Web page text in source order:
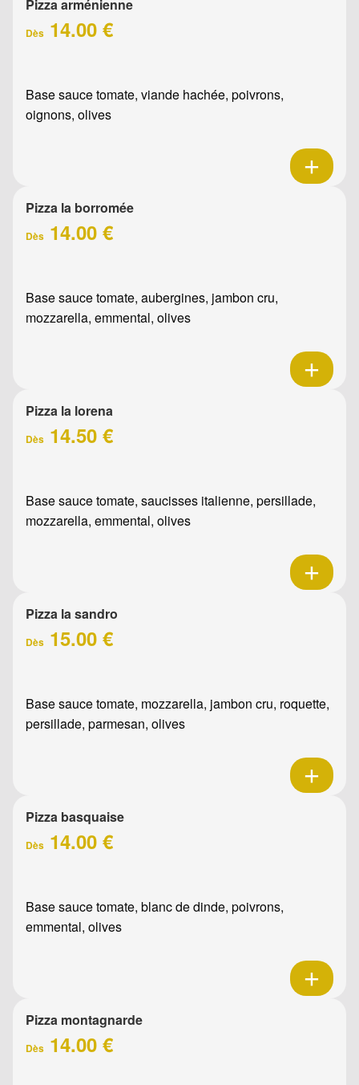
Pizza arménienne
Dès 14.00 €
Base sauce tomate, viande hachée, poivrons,
oignons, olives
Pizza la borromée
Dès 14.00 €
Base sauce tomate, aubergines, jambon cru,
mozzarella, emmental, olives
Pizza la lorena
Dès 14.50 €
Base sauce tomate, saucisses italienne, persillade,
mozzarella, emmental, olives
Pizza la sandro
Dès 15.00 €
Base sauce tomate, mozzarella, jambon cru, roquette,
persillade, parmesan, olives
Pizza basquaise
Dès 14.00 €
Base sauce tomate, blanc de dinde, poivrons,
emmental, olives
Pizza montagnarde
Dès 14.00 €